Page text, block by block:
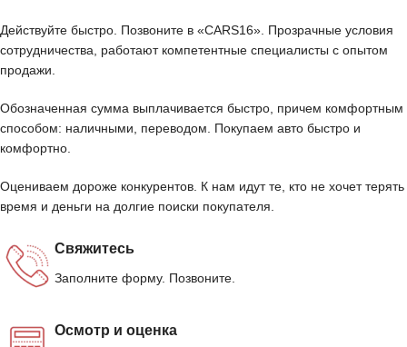
Действуйте быстро. Позвоните в «CARS16». Прозрачные условия
сотрудничества, работают компетентные специалисты с опытом
продажи.
Обозначенная сумма выплачивается быстро, причем комфортным
способом: наличными, переводом. Покупаем авто быстро и
комфортно.
Оцениваем дороже конкурентов. К нам идут те, кто не хочет терять
время и деньги на долгие поиски покупателя.
Свяжитесь
Заполните форму. Позвоните.
Осмотр и оценка